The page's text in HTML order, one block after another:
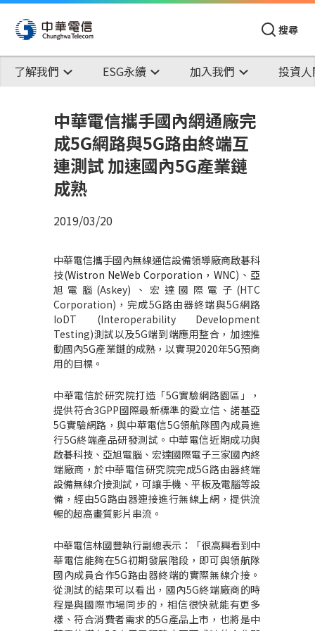
搜尋
了解我們 ESG永續 加入我們 投資
中華電信攜手國內網通廠完
成5G網路與5G路由終端互
連測試 加速國內5G產業鏈
成熟
2019/03/20
中華電信攜手國內無線通信設備領導廠商啟碁科
技(Wistron NeWeb Corporation ，WNC) 、亞
旭電腦 (Askey) 、宏達國際電子 (HTC
Corporation) ，完成5G路由器終端與5G網路
IoDT (Interoperability Development
Testing)測試以及5G端到端應用整合，加速推
動國內5G產業鏈的成熟，以實現2020年5G預商
用的目標。
中華電信於研究院打造「5G實驗網路園區」，
提供符合3GPP國際最新標準的愛立信、諾基亞
5G實驗網路，與中華電信5G領航隊國內成員進
行5G終端產品研發測試。中華電信近期成功與
啟碁科技、亞旭電腦、宏達國際電子三家國內終
端廠商，於中華電信研究院完成5G路由器終端
設備無線介接測試，可讓手機、平板及電腦等設
備，經由5G路由器連接進行無線上網，提供流
暢的超高畫質影片串流。
中華電信林國豐執行副總表示：「很高興看到中
華電信能夠在5G初期發展階段，即可與領航隊
國內成員合作5G路由器終端的實際無線介接。
從測試的結果可以看出，國內5G終端廠商的時
程是與國際市場同步的，相信很快就能有更多
樣、符合消費者需求的5G產品上市，也將是中